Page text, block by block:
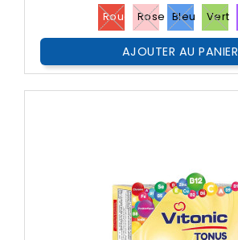
RougeRose Bleu Vert
AJOUTER AU PANIER